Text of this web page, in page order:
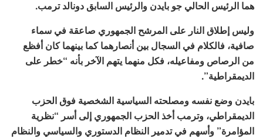
هما الرئيس الحالي جو بايدن والرئيس السابق دونالد ترمب.
وليس إطلاق النار على المرشح الجمهوري صاعقة في سماء
صافية، فالكلام في السجال بين أنصارهما كما بينهما كان أفظع
من الرصاص ومفاعيله، فكل منهما يتهم الآخر بأنه “خطر على
الديمقراطية”.
بايدن وضع نفسه ومصلحته السياسية الشخصية فوق الحزب
الديمقراطي، وترمب أخذ الحزب الجمهوري إلى أسر “نظرية
المؤامرة” وأسهم في تدمير النظام الدستوري والسياسي والنظام